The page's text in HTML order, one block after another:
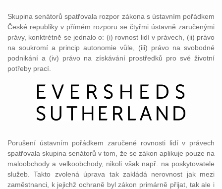
Skupina senátorů spatřovala rozpor zákona s ústavním pořádkem
České republiky v přímém rozporu se čtyřmi ústavně zaručenými
právy, konktrétně se jednalo o: (i) rovnost lidí v právech, (ii) právo
na soukromí a princip autonomie vůle, (iii) právo na svobodné
podnikání a (iv) právo na získávání prostředků pro své životní
potřeby prací.
Porušení ústavním pořádkem zaručené rovnosti lidí v právech
spatřovala skupina senátorů v tom, že se zákon aplikuje pouze na
maloobchody a velkoobchody, nikoli však např. na poskytovatele
služeb. Takto zvolená úprava tak zakládá nerovnost jak mezi
zaměstnanci, k jejichž ochraně byl zákon primárně přijat, tak ale i